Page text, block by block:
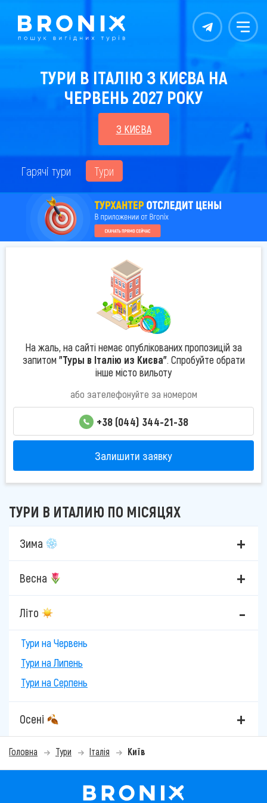
Контакты Меню
ТУРИ В ІТАЛІЮ З КИЄВА НА
ЧЕРВЕНЬ 2027 РОКУ
З КИЄВА
Гарячі тури Тури
На жаль, на сайті немає опублікованих пропозицій за
запитом "Туры в Італію из Києва". Спробуйте обрати
інше місто вильоту
або зателефонуйте за номером
+38 (044) 344-21-38
Залишити заявку
ТУРИ В ИТАЛИЮ ПО МІСЯЦЯХ
Зима
Весна
Літо
Тури на Червень
Тури на Липень
Тури на Серпень
Осені
Головна Тури Італія Київ